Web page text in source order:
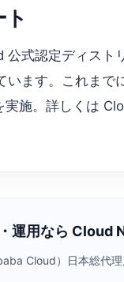
式認定ディスト
います。これま
施。詳しくは
運用なら Cloud
Cloud）日本総代